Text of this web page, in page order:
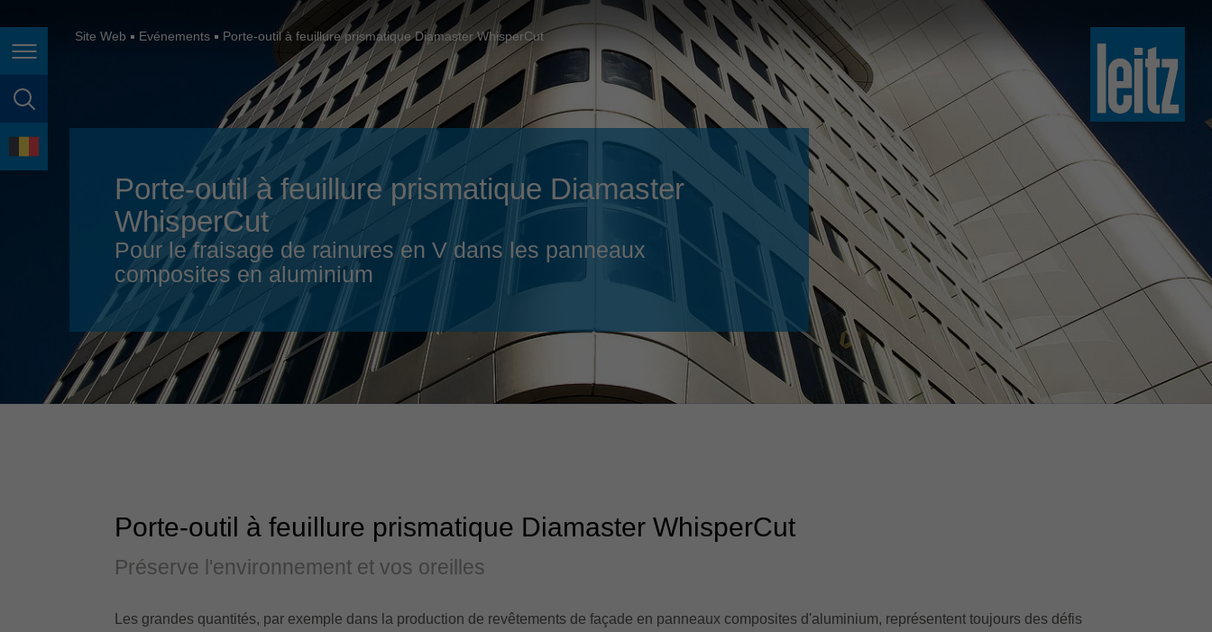
page search
language
France français
Great Britain english
Italia italiano
India
Japan (日本) 日本語
Lietuva
Magyarország magyar
Malaysia
México
Suomi english
Taiwan english
Türkiye türkçe
USA english
Việt Nam tiếng việt
中文
ประเทศไทย ไทย
Україна yкраїнська
Site Web Evénements Porte-outil à feuillure prismatique Diamaster WhisperCut
Porte-outil à feuillure prismatique Diamaster
WhisperCut
Pour le fraisage de rainures en V dans les panneaux
composites en aluminium
Porte-outil à feuillure prismatique Diamaster WhisperCut
Préserve l'environnement et vos oreilles
Les grandes quantités, par exemple dans la production de revêtements de façade en panneaux composites d'aluminium, représentent toujours des défis